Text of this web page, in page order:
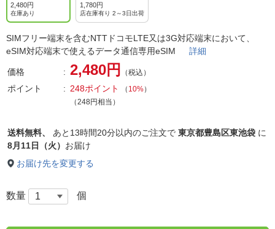
2,480円
在庫あり
1,780円
店在庫有り 2～3日出荷
SIMフリー端末を含むNTTドコモLTE又は3G対応端末において、
eSIM対応端末で使えるデータ通信専用eSIM 詳細
価格 2,480円 （税込）
ポイント 248ポイント （ 10%）
（248円相当）
送料無料、 あと 13時間20分以内のご注文で 東京都豊島区東池袋 に
8月11日（火） お届け
お届け先を変更する
数量 個